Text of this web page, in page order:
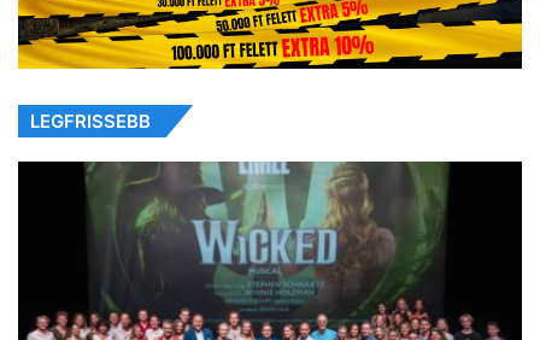
LEGFRISSEBB